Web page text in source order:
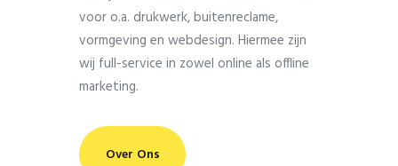
voor o.a. drukwerk, buitenreclame,
vormgeving en webdesign. Hiermee zijn
wij full-service in zowel online als offline
marketing.
Over Ons